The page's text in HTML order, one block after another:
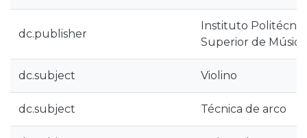
dc.publisher
Instituto
Superior de
dc.subject Violino
dc.subject Técnica de arco